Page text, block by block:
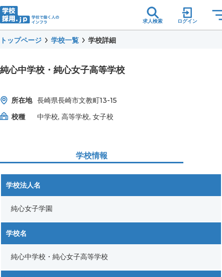
求人検索 ログイン
トップページ 学校一覧 学校詳細
純心中学校・純心女子高等学校
所在地 長崎県長崎市文教町13-15
校種
中学校, 高等学校, 女子校
学校情報
学校法人名
純心女子学園
学校名
純心中学校・純心女子高等学校